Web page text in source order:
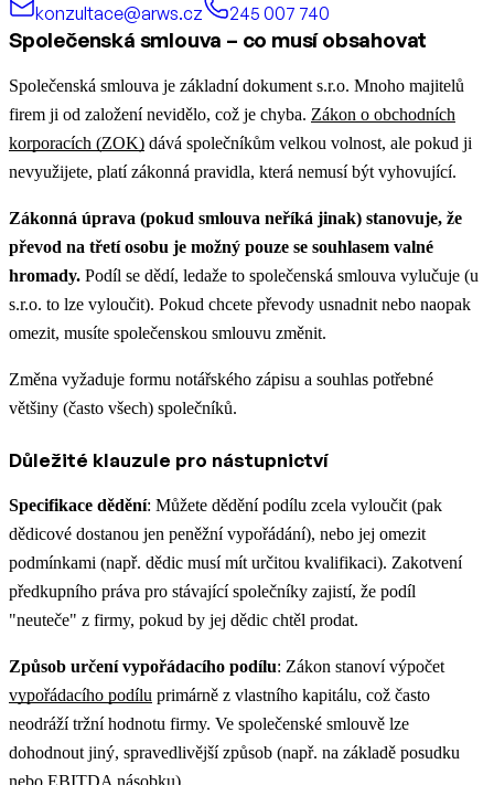
konzultace@arws.cz
245 007 740
Společenská smlouva – co musí obsahovat
Společenská smlouva je základní dokument s.r.o. Mnoho majitelů
firem ji od založení nevidělo, což je chyba. Zákon o obchodních
korporacích (ZOK) dává společníkům velkou volnost, ale pokud ji
nevyužijete, platí zákonná pravidla, která nemusí být vyhovující.
Zákonná úprava (pokud smlouva neříká jinak) stanovuje, že
převod na třetí osobu je možný pouze se souhlasem valné
hromady. Podíl se dědí, ledaže to společenská smlouva vylučuje (u
s.r.o. to lze vyloučit). Pokud chcete převody usnadnit nebo naopak
omezit, musíte společenskou smlouvu změnit.
Změna vyžaduje formu notářského zápisu a souhlas potřebné
většiny (často všech) společníků.
Důležité klauzule pro nástupnictví
Specifikace dědění: Můžete dědění podílu zcela vyloučit (pak
dědicové dostanou jen peněžní vypořádání), nebo jej omezit
podmínkami (např. dědic musí mít určitou kvalifikaci). Zakotvení
předkupního práva pro stávající společníky zajistí, že podíl
"neuteče" z firmy, pokud by jej dědic chtěl prodat.
Způsob určení vypořádacího podílu: Zákon stanoví výpočet
vypořádacího podílu primárně z vlastního kapitálu, což často
neodráží tržní hodnotu firmy. Ve společenské smlouvě lze
dohodnout jiný, spravedlivější způsob (např. na základě posudku